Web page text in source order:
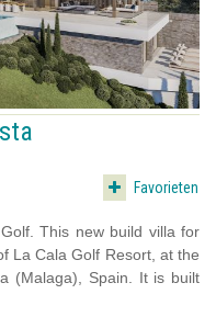
Favorieten
This new build villa for
La Cala Golf Resort, at the
(Malaga), Spain. It is built